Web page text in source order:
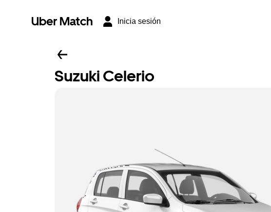
Uber Match Inicia sesión
Suzuki Celerio